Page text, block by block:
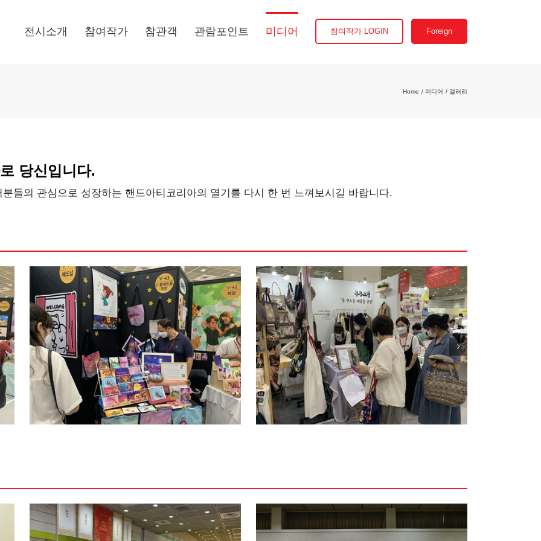
전시소개 참여작가 참관객 관람포인트 미디어 참여작가 LOGIN Foreign
Home 미디어 갤러리
당신입니다.
들의 관심으로 성장하는 핸드아티코리아의 열기를 다시 한 번 느껴보시길 바랍니다.